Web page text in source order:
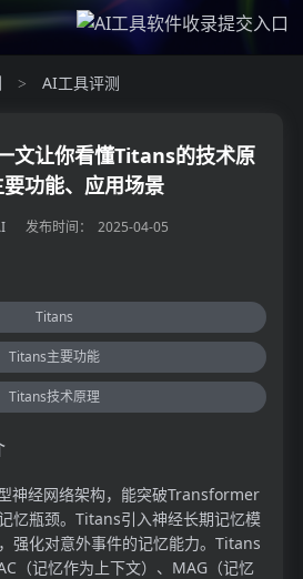
> AI工具评测
文让你看懂Titans的技术原
功能、应用场景
发布时间： 2025-04-05
Titans
Titans主要功能
Titans技术原理
神经网络架构，能突破Transformer
忆瓶颈。Titans引入神经长期记忆模
强化对意外事件的记忆能力。Titans
（记忆作为上下文）、MAG（记忆